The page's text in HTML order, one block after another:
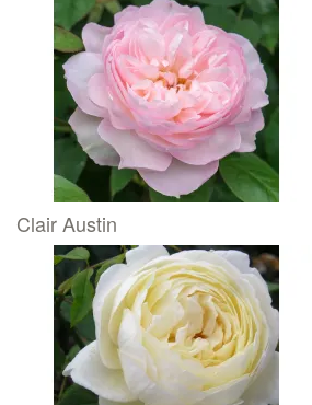
Clair Austin